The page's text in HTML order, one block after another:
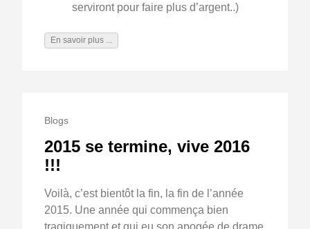
serviront pour faire plus d’argent..)
En savoir plus ...
Blogs
2015 se termine, vive 2016
!!!
Voilà, c’est bientôt la fin, la fin de l’année
2015. Une année qui commença bien
tragiquement et qui eu son apogée de drame